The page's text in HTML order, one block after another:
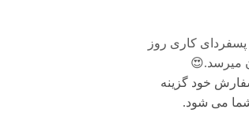
کاری روز
میرسد.😍
خود گزینه